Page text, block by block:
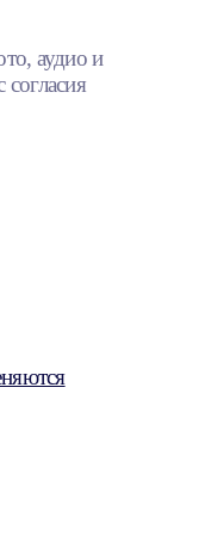
аудио и